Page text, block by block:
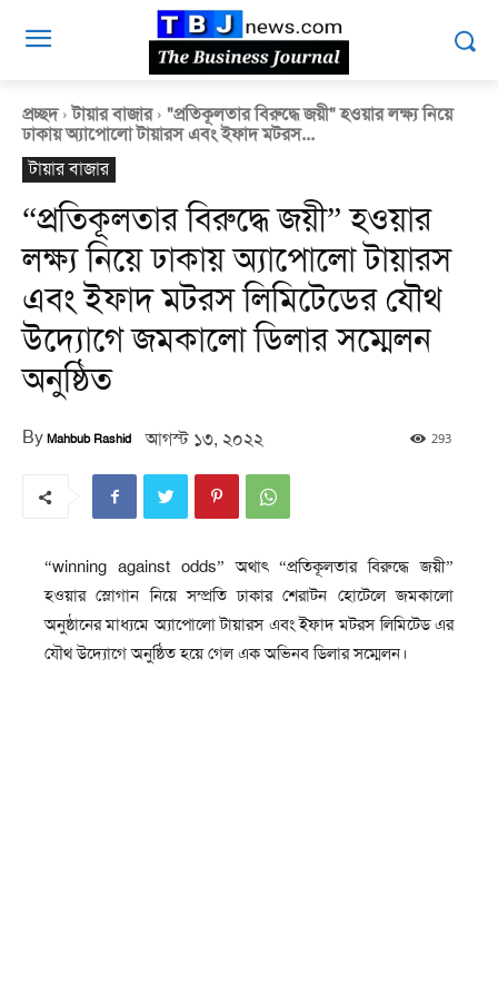
প্রচ্ছদ টায়ার বাজার
"প্রতিকূলতার বিরুদ্ধে জয়ী" হওয়ার লক্ষ্য নিয়ে
ঢাকায় অ্যাপোলো টায়ারস এবং ইফাদ মটরস...
টায়ার বাজার
“প্রতিকূলতার বিরুদ্ধে জয়ী” হওয়ার
লক্ষ্য নিয়ে ঢাকায় অ্যাপোলো টায়ারস
এবং ইফাদ মটরস লিমিটেডের যৌথ
উদ্যোগে জমকালো ডিলার সম্মেলন
অনুষ্ঠিত
By Mahbub Rashid আগস্ট ১৩, ২০২২ 293
“winning against odds” অথাৎ “প্রতিকূলতার বিরুদ্ধে জয়ী”
হওয়ার স্লোগান নিয়ে সম্প্রতি ঢাকার শেরাটন হোটেলে জমকালো
অনুষ্ঠানের মাধ্যমে অ্যাপোলো টায়ারস এবং ইফাদ মটরস লিমিটেড এর
যৌথ উদ্যোগে অনুষ্ঠিত হয়ে গেল এক অভিনব ডিলার সম্মেলন।